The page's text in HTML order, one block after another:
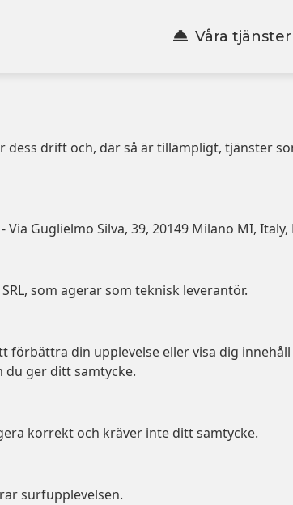
Våra tjänster
drift och, där så är tillämpligt, tjänster
Guglielmo Silva, 39, 20149 Milano MI,
som agerar som teknisk leverantör.
förbättra din upplevelse eller visa dig
du ger ditt samtycke.
korrekt och kräver inte ditt samtycke.
surfupplevelsen.